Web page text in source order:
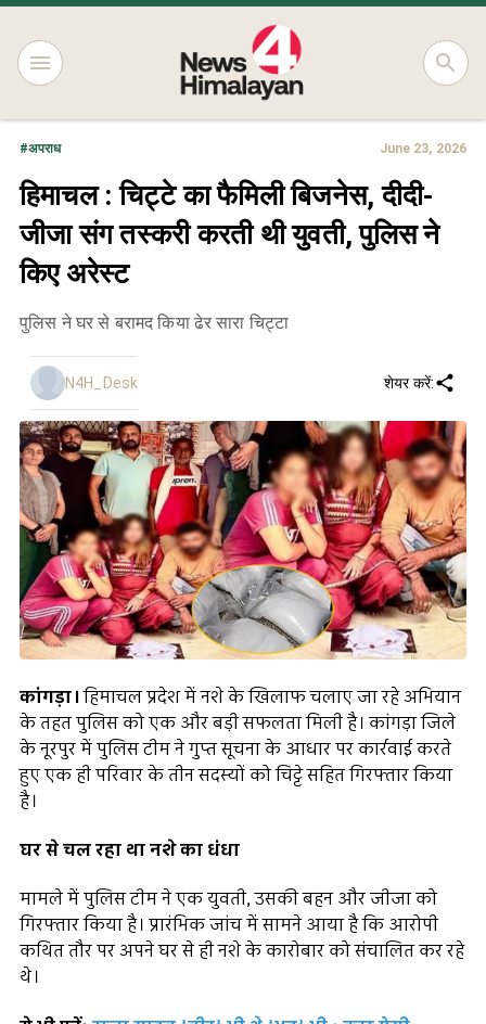
#अपराध June 23, 2026
हिमाचल : चिट्टे का फैमिली बिजनेस, दीदी-
जीजा संग तस्करी करती थी युवती, पुलिस ने
किए अरेस्ट
पुलिस ने घर से बरामद किया ढेर सारा चिट्टा
N4H_Desk शेयर करें:
कांगड़ा।हिमाचल प्रदेश में नशे के खिलाफ चलाए जा रहे अभियान
के तहत पुलिस को एक और बड़ी सफलता मिली है। कांगड़ा जिले
के नूरपुर में पुलिस टीम ने गुप्त सूचना के आधार पर कार्रवाई करते
हुए एक ही परिवार के तीन सदस्यों को चिट्टे सहित गिरफ्तार किया
है।
घर से चल रहा था नशे का धंधा
मामले में पुलिस टीम ने एक युवती, उसकी बहन और जीजा को
गिरफ्तार किया है। प्रारंभिक जांच में सामने आया है कि आरोपी
कथित तौर पर अपने घर से ही नशे के कारोबार को संचालित कर रहे
थे।